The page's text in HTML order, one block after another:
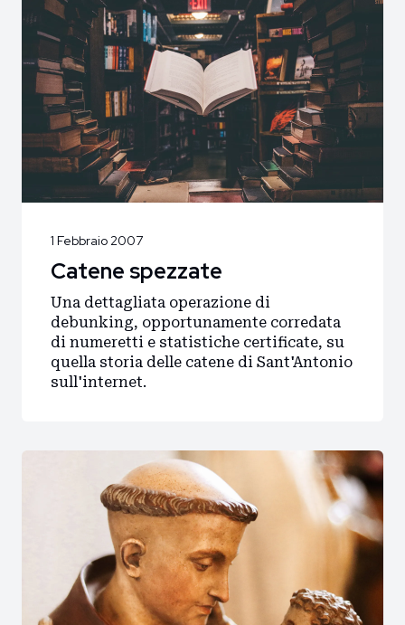
1 Febbraio 2007
Catene spezzate
Una dettagliata operazione di
debunking, opportunamente corredata
di numeretti e statistiche certificate, su
quella storia delle catene di Sant'Antonio
sull'internet.